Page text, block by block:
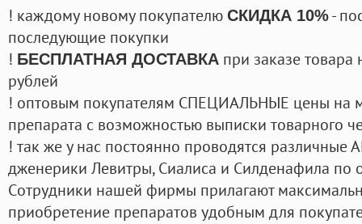
! каждому новому покупателю СКИДКА 10%-
последующие покупки
! БЕСПЛАТНАЯ ДОСТАВКА при заказе
рублей
! оптовым покупателям СПЕЦИАЛЬНЫЕ цены на
препарата с возможностью выписки товарного
! так же у нас постоянно проводятся
дженерики Левитры, Сиалиса и Силденафила по
Cотрудники нашей фирмы прилагают
приобретение препаратов удобным для